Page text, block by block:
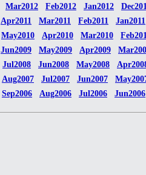
Mar2012 Feb2012 Jan2012
Apr2011 Mar2011 Feb2011
Jan2011
May2010 Apr2010 Mar2010
Jun2009 May2009 Apr2009
Jul2008 Jun2008 May2008
Aug2007 Jul2007 Jun2007
Sep2006 Aug2006 Jul2006 Jun2006